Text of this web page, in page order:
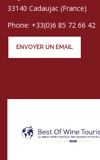
33140 Cadaujac (France)
Phone: +33(0)6 85 72 66 42
ENVOYER UN EMAIL